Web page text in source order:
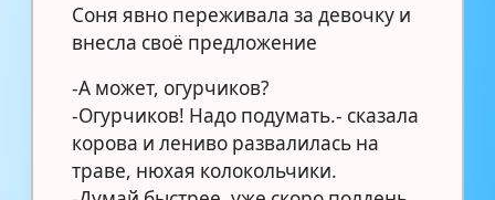
Соня явно переживала за девочку и
внесла своё предложение
-А может, огурчиков?
-Огурчиков! Надо подумать.- сказала
корова и лениво развалилась на
траве, нюхая колокольчики.